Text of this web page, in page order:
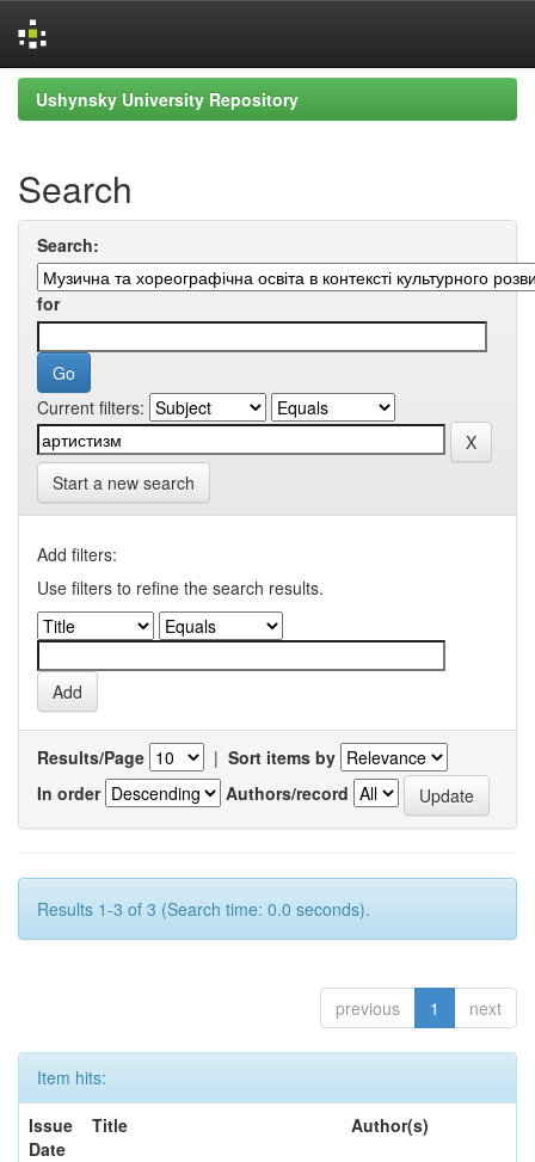
Skip
navigation
Ushynsky University Repository
Search
Search:
for
Current filters:
Start a new search
Add filters:
Use filters to refine the search results.
Results/Page | Sort items by
In order
Authors/record
Results 1-3 of 3 (Search time: 0.0 seconds).
previous 1 next
Item hits:
Issue
Date
Title Author(s)